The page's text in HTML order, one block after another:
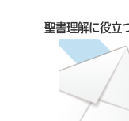
聖書理解に役立